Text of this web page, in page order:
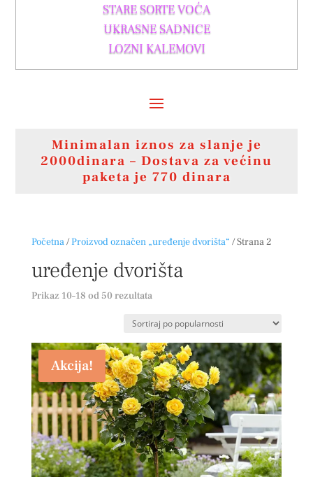
STARE SORTE VOĆA
UKRASNE SADNICE
LOZNI KALEMOVI
Minimalan iznos za slanje je
2000dinara – Dostava za većinu
paketa je 770 dinara
Početna/Proizvod označen „uređenje dvorišta“ / Strana 2
uređenje dvorišta
Prikaz 10–18 od 50 rezultataSortirano
popularnosti
Akcija!